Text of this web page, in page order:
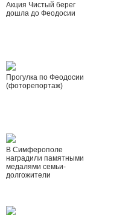
Акция Чистый берег
дошла до Феодосии
Прогулка по Феодосии
(фоторепортаж)
В Симферополе
наградили памятными
медалями семьи-
долгожители